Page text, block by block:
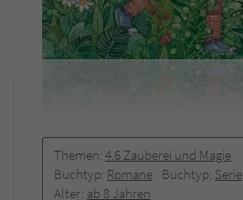
Themen: 4.6 Zauberei und Magie
Buchtyp: Romane Buchtyp: Serie
Alter: ab 8 Jahren